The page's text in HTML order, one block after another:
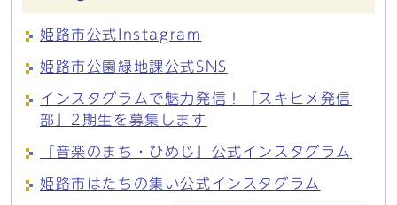
姫路市公式Instagram
姫路市公園緑地課公式SNS
インスタグラムで魅力発信！「スキヒメ発信
部」2期生を募集します
「音楽のまち・ひめじ」公式インスタグラム
姫路市はたちの集い公式インスタグラム